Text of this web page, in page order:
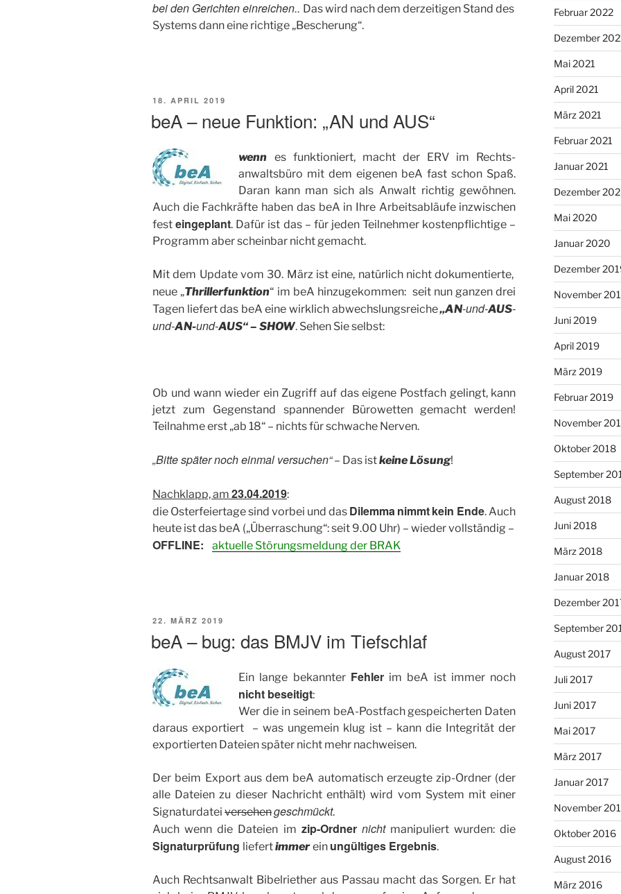
bei den Gerichten einreichen.. Das wird nach dem derzeitigen Stand des
Systems dann eine richtige „Bescherung“.
VERÖFFENTLICHT
18. APRIL 2019
beA – neue Funktion: „AN und AUS“
wenn es funktioniert, macht der ERV im Rechts-
anwaltsbüro mit dem eigenen beA fast schon Spaß.
Daran kann man sich als Anwalt richtig gewöhnen.
Auch die Fachkräfte haben das beA in Ihre Arbeitsabläufe inzwischen
festeingeplant. Dafür ist das – für jeden Teilnehmer kostenpflichtige –
Programm aber scheinbar nicht gemacht.
Mit dem Update vom 30. März ist eine, natürlich nicht dokumentierte,
neue „Thrillerfunktion“ im beA hinzugekommen: seit nun ganzen drei
Tagen liefert das beA eine wirklich abwechslungsreiche„AN-und-AUS-
und-AN-und-AUS“ – SHOW. Sehen Sie selbst:
Ob und wann wieder ein Zugriff auf das eigene Postfach gelingt, kann
jetzt zum Gegenstand spannender Bürowetten gemacht werden!
Teilnahme erst „ab 18“ – nichts für schwache Nerven.
„Bitte später noch einmal versuchen“– Das istkeine Lösung!
Nachklapp, am 23.04.2019:
die Osterfeiertage sind vorbei und das Dilemmanimmtkein Ende. Auch
heute ist das beA („Überraschung“: seit 9.00 Uhr) – wieder vollständig –
OFFLINE: aktuelle Störungsmeldung der BRAK
VERÖFFENTLICHT
22. MÄRZ 2019
beA – bug: das BMJV im Tiefschlaf
Ein lange bekannter Fehlerim beA ist immer noch
nicht beseitigt:
Wer die in seinem beA-Postfach gespeicherten Daten
daraus exportiert – was ungemein klug ist – kann die Integrität der
exportierten Dateien später nicht mehr nachweisen.
Der beim Export aus dem beA automatisch erzeugte zip-Ordner (der
alle Dateien zu dieser Nachricht enthält) wird vom System mit einer
Signaturdatei versehengeschmückt.
Auch wenn die Dateien im zip-Ordner nichtmanipuliert wurden: die
Signaturprüfung liefertimmer ein ungültiges Ergebnis.
Auch Rechtsanwalt Bibelriether aus Passau macht das Sorgen. Er hat
Februar 2022
Dezember
Mai 2021
April 2021
März 2021
Februar 2021
Januar 2021
Dezember
Mai 2020
Januar 2020
Dezember
November
Juni 2019
April 2019
März 2019
Februar 2019
November
Oktober 2018
September
August 2018
Juni 2018
März 2018
Januar 2018
Dezember
September
August 2017
Juli 2017
Juni 2017
Mai 2017
März 2017
Januar 2017
November
Oktober 2016
August 2016
März 2016